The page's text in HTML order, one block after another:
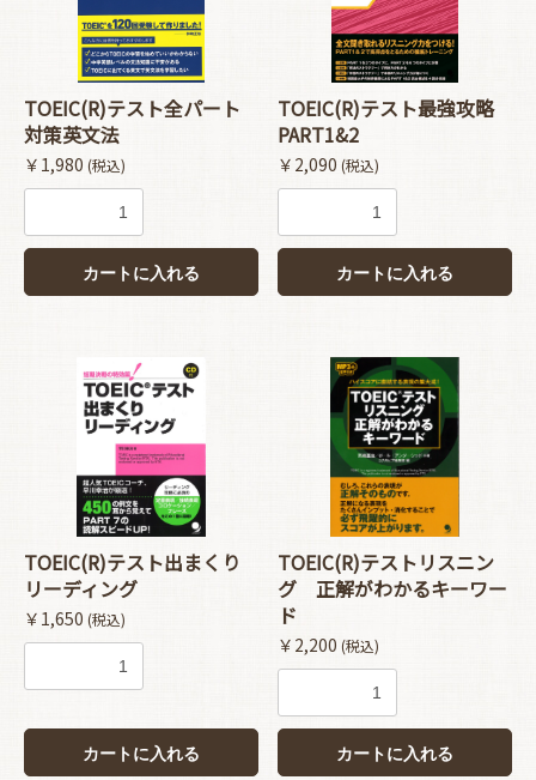
TOEIC(R)テスト全パート
対策英文法
￥1,980 (税込)
カートに入れる
TOEIC(R)テスト最強攻略
PART1&2
￥2,090 (税込)
カートに入れる
TOEIC(R)テスト出まくり
リーディング
￥1,650 (税込)
カートに入れる
TOEIC(R)テストリスニン
グ 正解がわかるキーワー
ド
￥2,200 (税込)
カートに入れる
お買い物を続ける カートへ進む